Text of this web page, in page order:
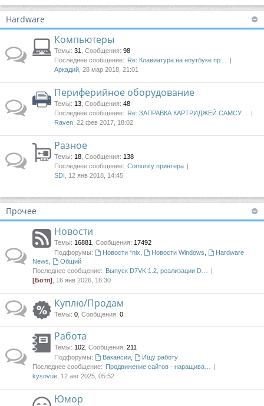
Hardware
Компьютеры
Темы: 31 Сообщения: 98
Последнее сообщение: Re: Клавиатура на ноутбуке пр…
Аркадий , 28 мар 2018, 21:01
Периферийное оборудование
Темы: 13 Сообщения: 48
Последнее сообщение: Re: ЗАПРАВКА КАРТРИДЖЕЙ САМСУ…
Raven , 22 фев 2017, 18:02
Разное
Темы: 18 Сообщения: 138
Последнее сообщение: Comunity принтера
SDI , 12 янв 2018, 14:45
Прочее
Новости
Темы: 16881 Сообщения: 17492
Подфорумы:
Новости *nix Новости Windows
Hardware
News
Общий
Последнее сообщение: Выпуск D7VK 1.2, реализации D…
[Ботя] , 16 янв 2026, 16:30
Куплю/Продам
Темы: 0 Сообщения: 0
Работа
Темы: 102 Сообщения: 211
Подфорумы:
Вакансии,
Ищу работу
Последнее сообщение: Продвижение сайтов - наращива…
kysovue , 12 авг 2025, 05:52
Юмор